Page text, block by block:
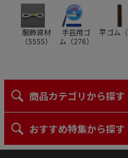
服飾資材
（5555）
手芸用ゴ
ム（276）
平ゴム（
商品カテゴリから探す
おすすめ特集から探す